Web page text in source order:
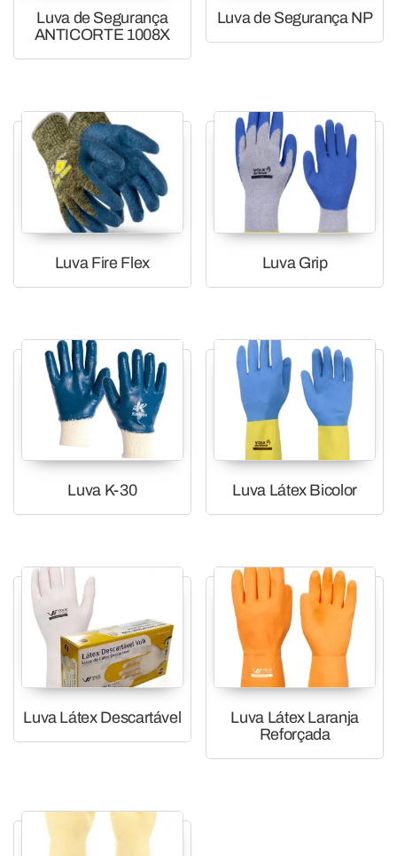
Luva de Segurança
ANTICORTE 1008X
Luva de Segurança NP
Luva Fire Flex Luva Grip
Luva K-30 Luva Látex Bicolor
Luva Látex Descartável
Luva Látex Laranja
Reforçada